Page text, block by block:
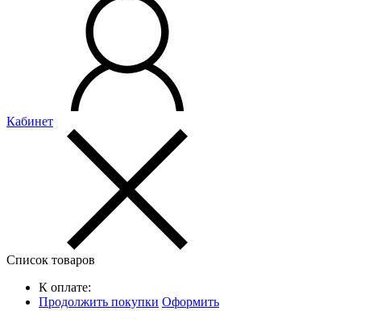
Кабинет
Список товаров
К оплате:
Продолжить покупки Оформить